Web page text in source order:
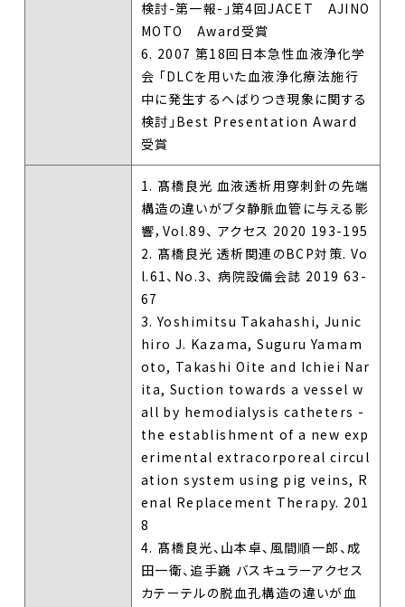
検討-第一報-」第4回JACET AJINO
MOTO Award受賞
6. 2007 第18回日本急性血液浄化学
会 「DLCを用いた血液浄化療法施行
中に発生するへばりつき現象に関する
検討」Best Presentation Award
受賞
1. 髙橋良光 血液透析用穿刺針の先端
構造の違いがブタ静脈血管に与える影
響，Vol.89、 アクセス 2020 193-195
2. 髙橋良光 透析関連のBCP対策. Vo
l.61、No.3、 病院設備会誌 2019 63-
67
3. Yoshimitsu Takahashi, Junic
hiro J. Kazama, Suguru Yamam
oto, Takashi Oite and Ichiei Nar
ita, Suction towards a vessel w
all by hemodialysis catheters -
the establishment of a new exp
erimental extracorporeal circul
ation system using pig veins, R
enal Replacement Therapy. 201
8
4. 髙橋良光、山本卓、風間順一郎、成
田一衛、追手巍 バスキュラーアクセス
カテーテルの脱血孔構造の違いが血